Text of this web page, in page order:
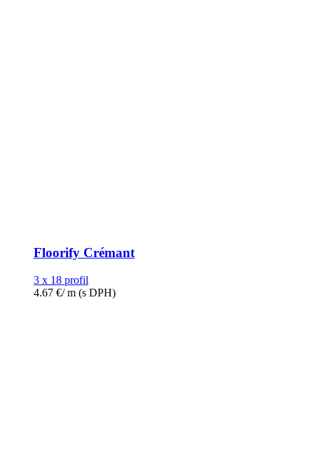
Floorify Crémant
3 x 18 profil
4.67 €/ m (s DPH)